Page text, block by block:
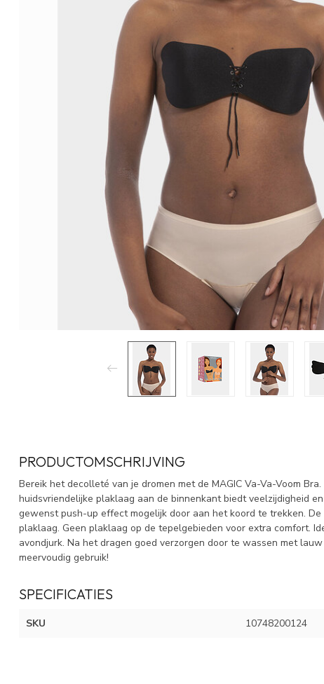
PRODUCTOMSCHRIJVING
Bereik het decolleté van je dromen met de MAGIC Va-Va-Voom
huidsvriendelijke plaklaag aan de binnenkant biedt veelzijdigheid
gewenst push-up effect mogelijk door aan het koord te trekken.
plaklaag. Geen plaklaag op de tepelgebieden voor extra comfort.
avondjurk. Na het dragen goed verzorgen door te wassen met
meervoudig gebruik!
SPECIFICATIES
SKU 10748200124